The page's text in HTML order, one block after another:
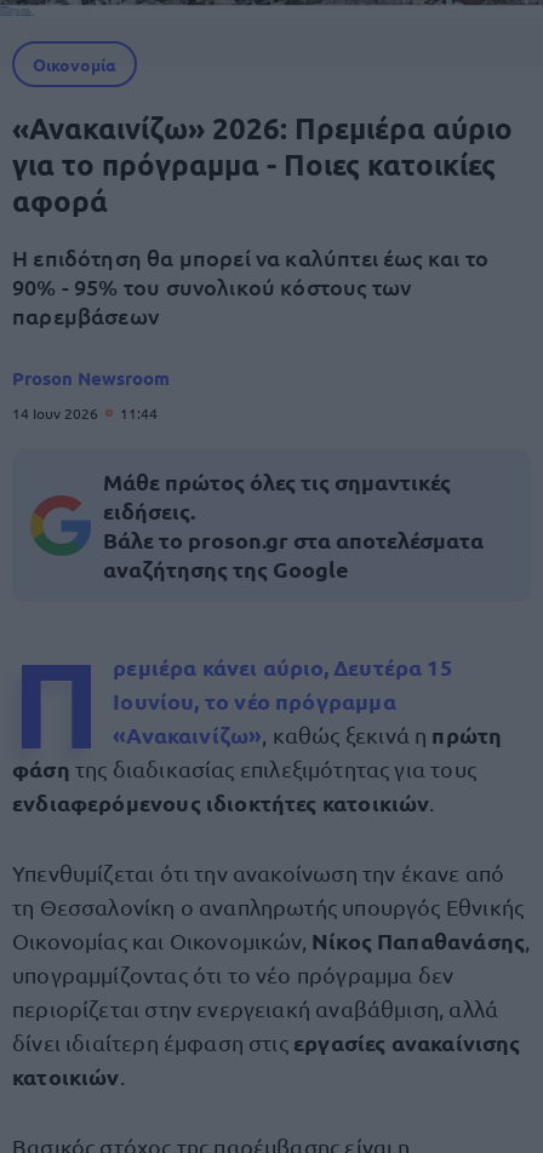
Οικονομία
«Ανακαινίζω» 2026: Πρεμιέρα αύριο
για το πρόγραμμα - Ποιες κατοικίες
αφορά
Η επιδότηση θα μπορεί να καλύπτει έως και το
90% - 95% του συνολικού κόστους των
παρεμβάσεων
Proson Newsroom
14 Ιουν 2026 11:44
Μάθε πρώτος όλες τις σημαντικές
ειδήσεις.
Βάλε το proson.gr στα αποτελέσματα
αναζήτησης της Google
Π ρεμιέρα κάνει αύριο, Δευτέρα 15
Ιουνίου, το νέο πρόγραμμα
«Ανακαινίζω» , καθώς ξεκινά η πρώτη
φάση της διαδικασίας επιλεξιμότητας για τους
ενδιαφερόμενους ιδιοκτήτες κατοικιών
Υπενθυμίζεται ότι την ανακοίνωση την έκανε από
τη Θεσσαλονίκη ο αναπληρωτής υπουργός Εθνικής
Οικονομίας και Οικονομικών, Νίκος Παπαθανάσης
υπογραμμίζοντας ότι το νέο πρόγραμμα δεν
περιορίζεται στην ενεργειακή αναβάθμιση, αλλά
δίνει ιδιαίτερη έμφαση στις εργασίες ανακαίνισης
κατοικιών
Βασικός στόχος της παρέμβασης είναι η